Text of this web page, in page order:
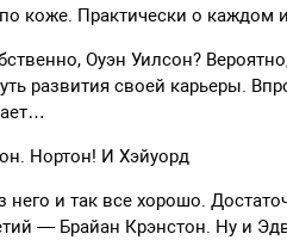
коже. Практически о каждом
Оуэн Уилсон?
развития своей карьеры.
Нортон! И Хэйуорд
него и так все хорошо.
— Брайан Крэнстон. Ну и